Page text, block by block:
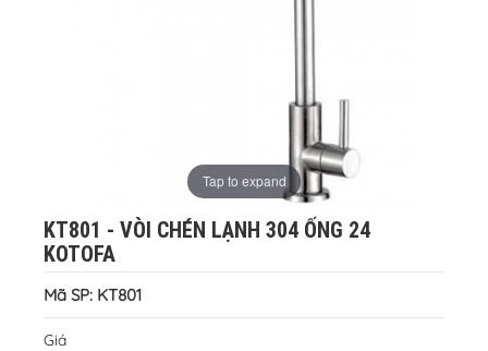
Tap to expand
KT801 - VÒI CHÉN LẠNH 304 ỐNG 24
KOTOFA
Mã SP: KT801
Giá